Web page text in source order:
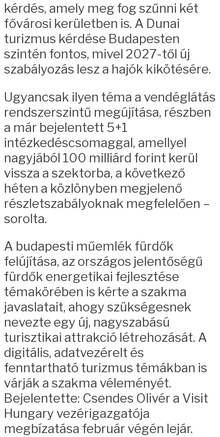
kérdés, amely meg fog szűnni két
fővárosi kerületben is. A Dunai
turizmus kérdése Budapesten
szintén fontos, mivel 2027-től új
szabályozás lesz a hajók kikötésére.
Ugyancsak ilyen téma a vendéglátás
rendszerszintű megújítása, részben
a már bejelentett 5+1
intézkedéscsomaggal, amellyel
nagyjából 100 milliárd forint kerül
vissza a szektorba, a következő
héten a közlönyben megjelenő
részletszabályoknak megfelelően –
sorolta.
A budapesti műemlék fürdők
felújítása, az országos jelentőségű
fürdők energetikai fejlesztése
témakörében is kérte a szakma
javaslatait, ahogy szükségesnek
nevezte egy új, nagyszabású
turisztikai attrakció létrehozását. A
digitális, adatvezérelt és
fenntartható turizmus témákban is
várják a szakma véleményét.
Bejelentette: Csendes Olivér a Visit
Hungary vezérigazgatója
megbízatása február végén lejár.